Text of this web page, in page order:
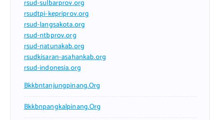
rsud-sulbarprov.org
rsudtpi-kepriprov.org
rsud-langsakota.org
rsud-ntbprov.org
rsud-natunakab.org
rsudkisaran-asahankab.org
rsud-indonesia.org
Bkkbntanjungpinang.org
Bkkbnpangkalpinang.org